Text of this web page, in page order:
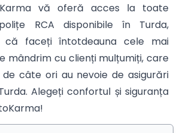
vă oferă acces la toate
RCA disponibile în Turda,
că faceți întotdeauna cele mai
mândrim cu clienți mulțumiți, care
câte ori au nevoie de asigurări
Alegeți confortul și siguranța